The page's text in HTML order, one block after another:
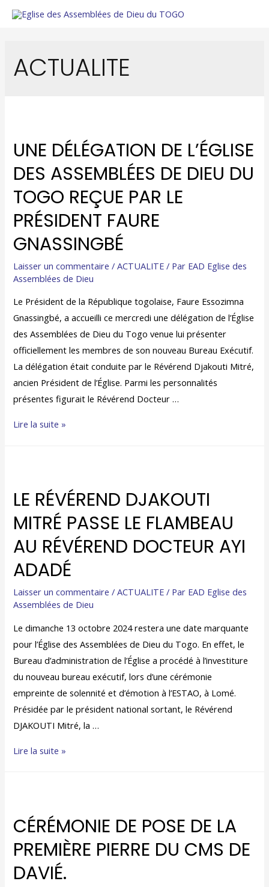
ACTUALITE
UNE DÉLÉGATION DE L’ÉGLISE
DES ASSEMBLÉES DE DIEU DU
TOGO REÇUE PAR LE
PRÉSIDENT FAURE
GNASSINGBÉ
Laisser un commentaire /ACTUALITE / Par EAD Eglise des
Assemblées de Dieu
Le Président de la République togolaise, Faure Essozimna
Gnassingbé, a accueilli ce mercredi une délégation de l’Église
des Assemblées de Dieu du Togo venue lui présenter
officiellement les membres de son nouveau Bureau Exécutif.
La délégation était conduite par le Révérend Djakouti Mitré,
ancien Président de l’Église. Parmi les personnalités
présentes figurait le Révérend Docteur …
Lire la suite »
LE RÉVÉREND DJAKOUTI
MITRÉ PASSE LE FLAMBEAU
AU RÉVÉREND DOCTEUR AYI
ADADÉ
Laisser un commentaire /ACTUALITE / Par EAD Eglise des
Assemblées de Dieu
Le dimanche 13 octobre 2024 restera une date marquante
pour l’Église des Assemblées de Dieu du Togo. En effet, le
Bureau d’administration de l’Église a procédé à l’investiture
du nouveau bureau exécutif, lors d’une cérémonie
empreinte de solennité et d’émotion à l’ESTAO, à Lomé.
Présidée par le président national sortant, le Révérend
DJAKOUTI Mitré, la …
Lire la suite »
CÉRÉMONIE DE POSE DE LA
PREMIÈRE PIERRE DU CMS DE
DAVIÉ.